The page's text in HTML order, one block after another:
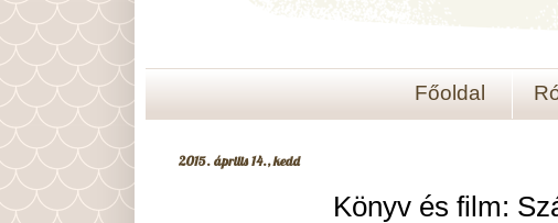
Főoldal
2015. április 14., kedd
Könyv és film: